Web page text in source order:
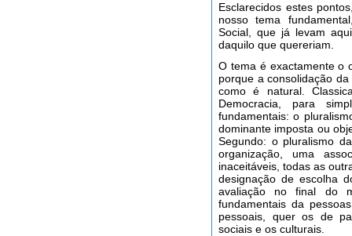
Esclarecidos estes
nosso tema
Social, que já levam
daquilo que quereriam.
O tema é exactamente o
porque a consolidação
como é natural.
Democracia, para
fundamentais: o
dominante imposta ou
Segundo: o pluralismo
organização, uma
inaceitáveis, todas as
designação de escolha
avaliação no final do
fundamentais da
pessoais, quer os de
sociais e os culturais.